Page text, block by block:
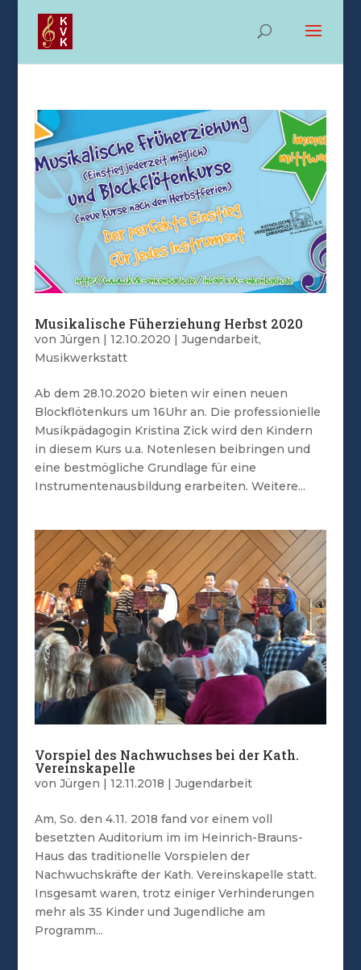
Musikalische Füherziehung Herbst 2020
von Jürgen | 12.10.2020 | Jugendarbeit,
Musikwerkstatt
Ab dem 28.10.2020 bieten wir einen neuen
Blockflötenkurs um 16Uhr an. Die professionielle
Musikpädagogin Kristina Zick wird den Kindern
in diesem Kurs u.a. Notenlesen beibringen und
eine bestmögliche Grundlage für eine
Instrumentenausbildung erarbeiten. Weitere...
Vorspiel des Nachwuchses bei der Kath.
Vereinskapelle
von Jürgen | 12.11.2018 | Jugendarbeit
Am, So. den 4.11. 2018 fand vor einem voll
besetzten Auditorium im im Heinrich-Brauns-
Haus das traditionelle Vorspielen der
Nachwuchskräfte der Kath. Vereinskapelle statt.
Insgesamt waren, trotz einiger Verhinderungen
mehr als 35 Kinder und Jugendliche am
Programm...